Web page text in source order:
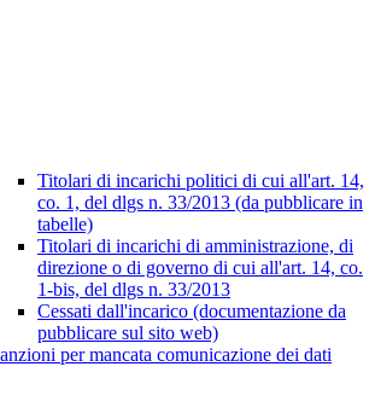
Titolari di incarichi politici di cui all'art. 14,
co. 1, del dlgs n. 33/2013 (da pubblicare in
tabelle)
Titolari di incarichi di amministrazione, di
direzione o di governo di cui all'art. 14, co.
1-bis, del dlgs n. 33/2013
Cessati dall'incarico (documentazione da
pubblicare sul sito web)
per mancata comunicazione dei dati